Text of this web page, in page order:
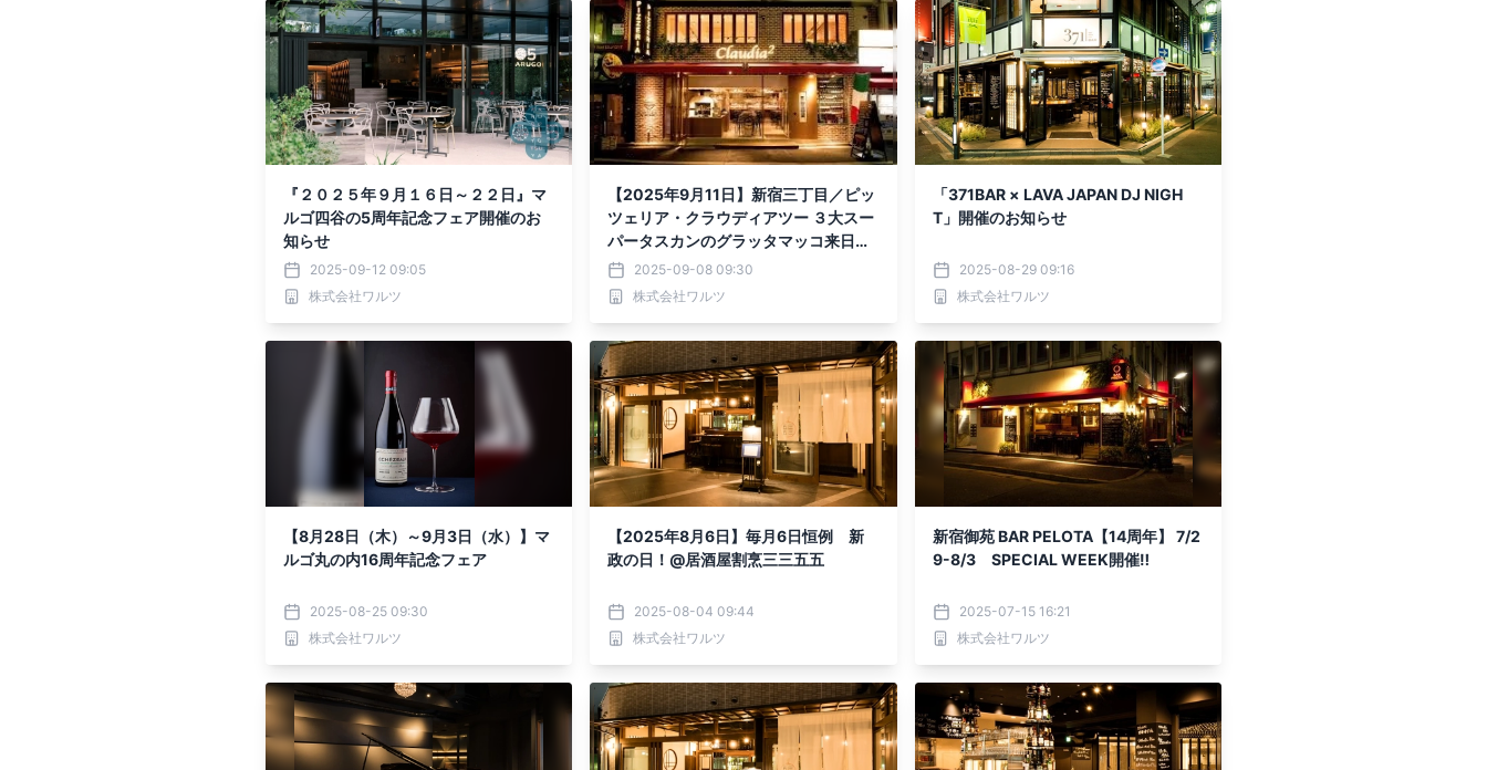
『２０２５年９月１６日～２２日』マ
ルゴ四谷の5周年記念フェア開催のお
知らせ
2025-09-12 09:05
株式会社ワルツ
【2025年9月11日】新宿三丁目／ピッ
ツェリア・クラウディアツー ３大スー
パータスカンのグラッタマッコ来日イ
ベント2025-09-08 09:30
株式会社ワルツ
「371BAR × LAVA JAPAN DJ NIGH
T」開催のお知らせ
2025-08-29 09:16
株式会社ワルツ
【8月28日（木）～9月3日（水）】マ
ルゴ丸の内16周年記念フェア
2025-08-25 09:30
株式会社ワルツ
【2025年8月6日】毎月6日恒例 新
政の日！@居酒屋割烹三三五五
2025-08-04 09:44
株式会社ワルツ
新宿御苑 BAR PELOTA【14周年】 7/2
9-8/3 SPECIAL WEEK開催‼
2025-07-15 16:21
株式会社ワルツ